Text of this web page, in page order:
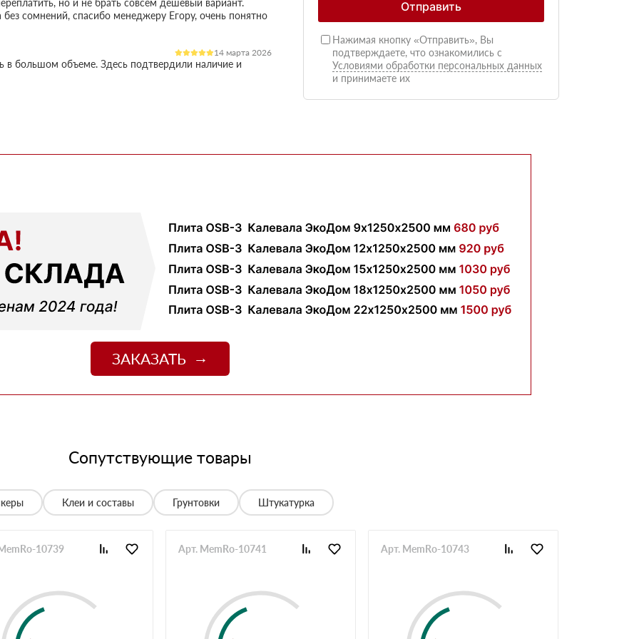
сомнений, спасибо менеджеру Егору, очень понятно
14 марта 2026
в большом объеме. Здесь подтвердили наличие и
но отношение нормальное, наверное будем
покупал, быстро отработали заявку и уже на
12 октября 2025
с другими поставщиками, здесь получилось
муж принял доставку и только потом оплатил
01 сентября 2025
и больше сказать нечего, четко и по делу
Денис объяснил разницу между материалами и
Доставили без задержек
13 июня 2025
менеджеру Алёне с организацией доставки с
28 мая 2025
нет, работаю уже напрямую с менеджером, что удобно.
20 мая 2025
неделе получили вторую. Всё супер
нет. Единственное неудобство было с проездом к
объяснил нормально. Забрали без проблем,
Отправить
Нажимая кнопку «Отправить», Вы
подтверждаете, что ознакомились с
Условиями обработки персональных данных
и принимаете их
ЗАКАЗАТЬ
Сопутствующие товары
Клеи и составы Грунтовки Штукатурка
10739 Арт. MemRo-10741 Арт. MemRo-10743